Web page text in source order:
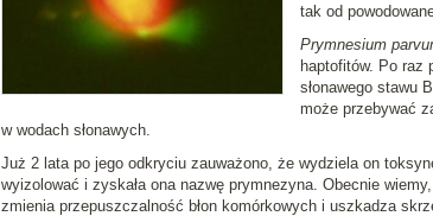
tak od
Prymnesium
haptofitów. Po raz
słonawego stawu
może przebywać
w wodach słonawych.
Już 2 lata po jego odkryciu zauważono, że wydziela on
wyizolować i zyskała ona nazwę prymnezyna. Obecnie
zmienia przepuszczalność błon komórkowych i uszkadza